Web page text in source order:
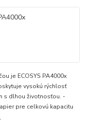
je ECOSYS PA4000x
vysokú rýchlosť
s dlhou životnosťou. -
pre celkovú kapacitu